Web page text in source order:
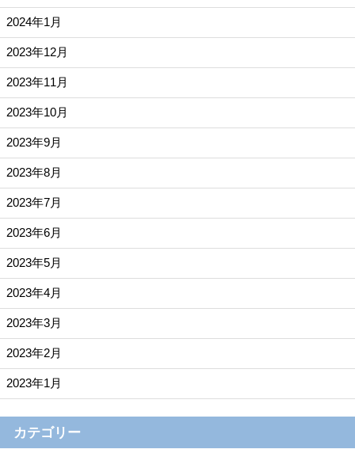
2024年1月
2023年12月
2023年11月
2023年10月
2023年9月
2023年8月
2023年7月
2023年6月
2023年5月
2023年4月
2023年3月
2023年2月
2023年1月
カテゴリー